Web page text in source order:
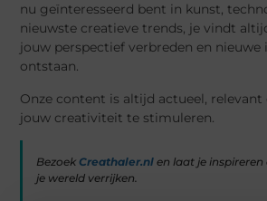
nu geïnteresseerd bent in kunst,
nieuwste creatieve trends, je vindt
jouw perspectief verbreden en nieuwe
ontstaan.
Onze content is altijd actueel,
jouw creativiteit te stimuleren.
BezoekCreathaler.nlen laat je
je wereld verrijken.